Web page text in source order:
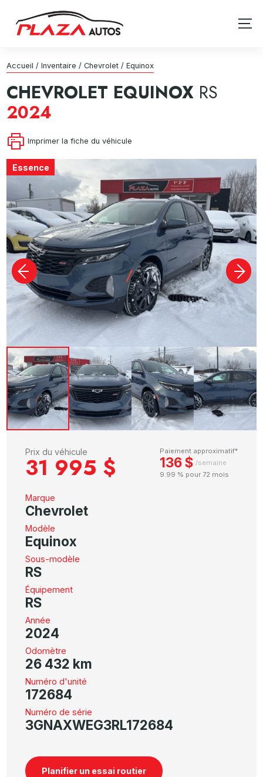
Accueil / Inventaire / Chevrolet / Equinox
CHEVROLET EQUINOX RS
2024
Imprimer la fiche du véhicule
Essence
Prix du véhicule
31 995 $
Paiement approximatif*
136 $ /semaine
9.99 % pour 72 mois
Marque
Chevrolet
Modèle
Equinox
Sous-modèle
RS
Équipement
RS
Année
2024
Odomètre
26 432 km
Numéro d'unité
172684
Numéro de série
3GNAXWEG3RL172684
Planifier un essai routier